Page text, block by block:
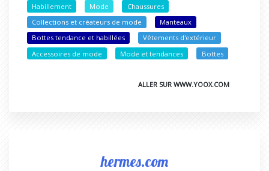
Habillement Mode
Chaussures
Collections et créateurs de mode
Manteaux
Bottes tendance et habillées
Vêtements d'extérieur
Accessoires de mode
Mode et tendances Bottes
ALLER SUR WWW.YOOX.COM
hermes.com